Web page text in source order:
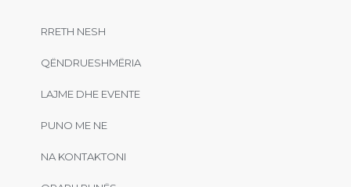
RRETH NESH
QËNDRUESHMËRIA
LAJME DHE EVENTE
PUNO ME NE
NA KONTAKTONI